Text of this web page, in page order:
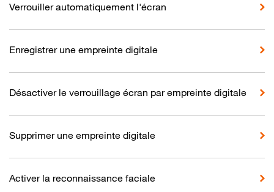
Verrouiller automatiquement l'écran
Enregistrer une empreinte digitale
Désactiver le verrouillage écran par empreinte digitale
Supprimer une empreinte digitale
Activer la reconnaissance faciale